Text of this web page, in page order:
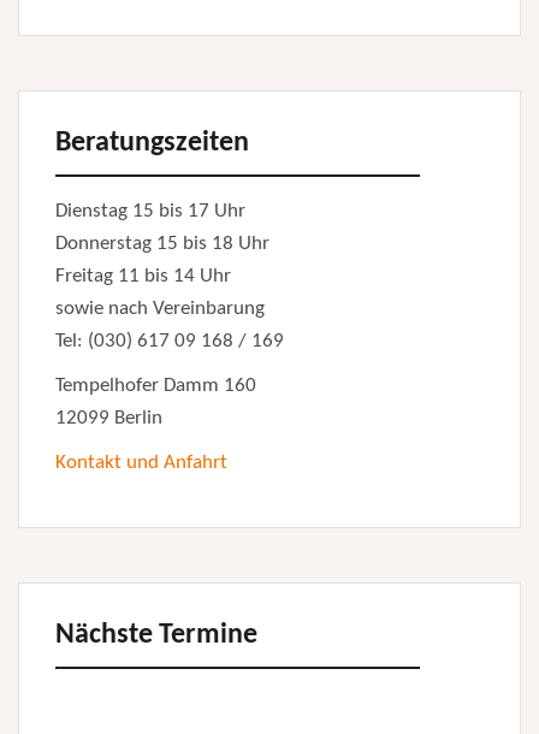
Beratungszeiten
Dienstag 15 bis 17 Uhr
Donnerstag 15 bis 18 Uhr
Freitag 11 bis 14 Uhr
sowie nach Vereinbarung
Tel: (030) 617 09 168 / 169
Tempelhofer Damm 160
12099 Berlin
Kontakt und Anfahrt
Nächste Termine